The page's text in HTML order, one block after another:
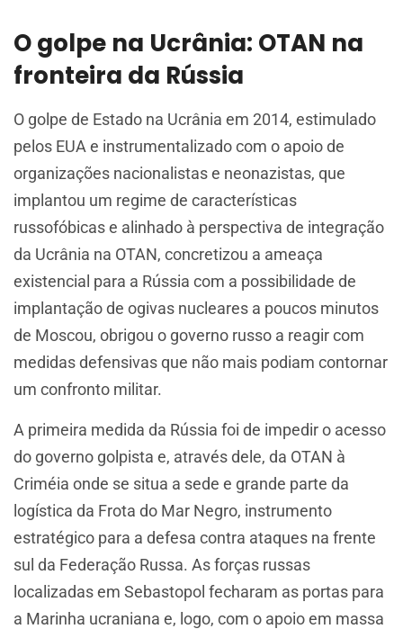
O golpe na Ucrânia: OTAN na
fronteira da Rússia
O golpe de Estado na Ucrânia em 2014, estimulado
pelos EUA e instrumentalizado com o apoio de
organizações nacionalistas e neonazistas, que
implantou um regime de características
russofóbicas e alinhado à perspectiva de integração
da Ucrânia na OTAN, concretizou a ameaça
existencial para a Rússia com a possibilidade de
implantação de ogivas nucleares a poucos minutos
de Moscou, obrigou o governo russo a reagir com
medidas defensivas que não mais podiam contornar
um confronto militar.
A primeira medida da Rússia foi de impedir o acesso
do governo golpista e, através dele, da OTAN à
Criméia onde se situa a sede e grande parte da
logística da Frota do Mar Negro, instrumento
estratégico para a defesa contra ataques na frente
sul da Federação Russa. As forças russas
localizadas em Sebastopol fecharam as portas para
a Marinha ucraniana e, logo, com o apoio em massa